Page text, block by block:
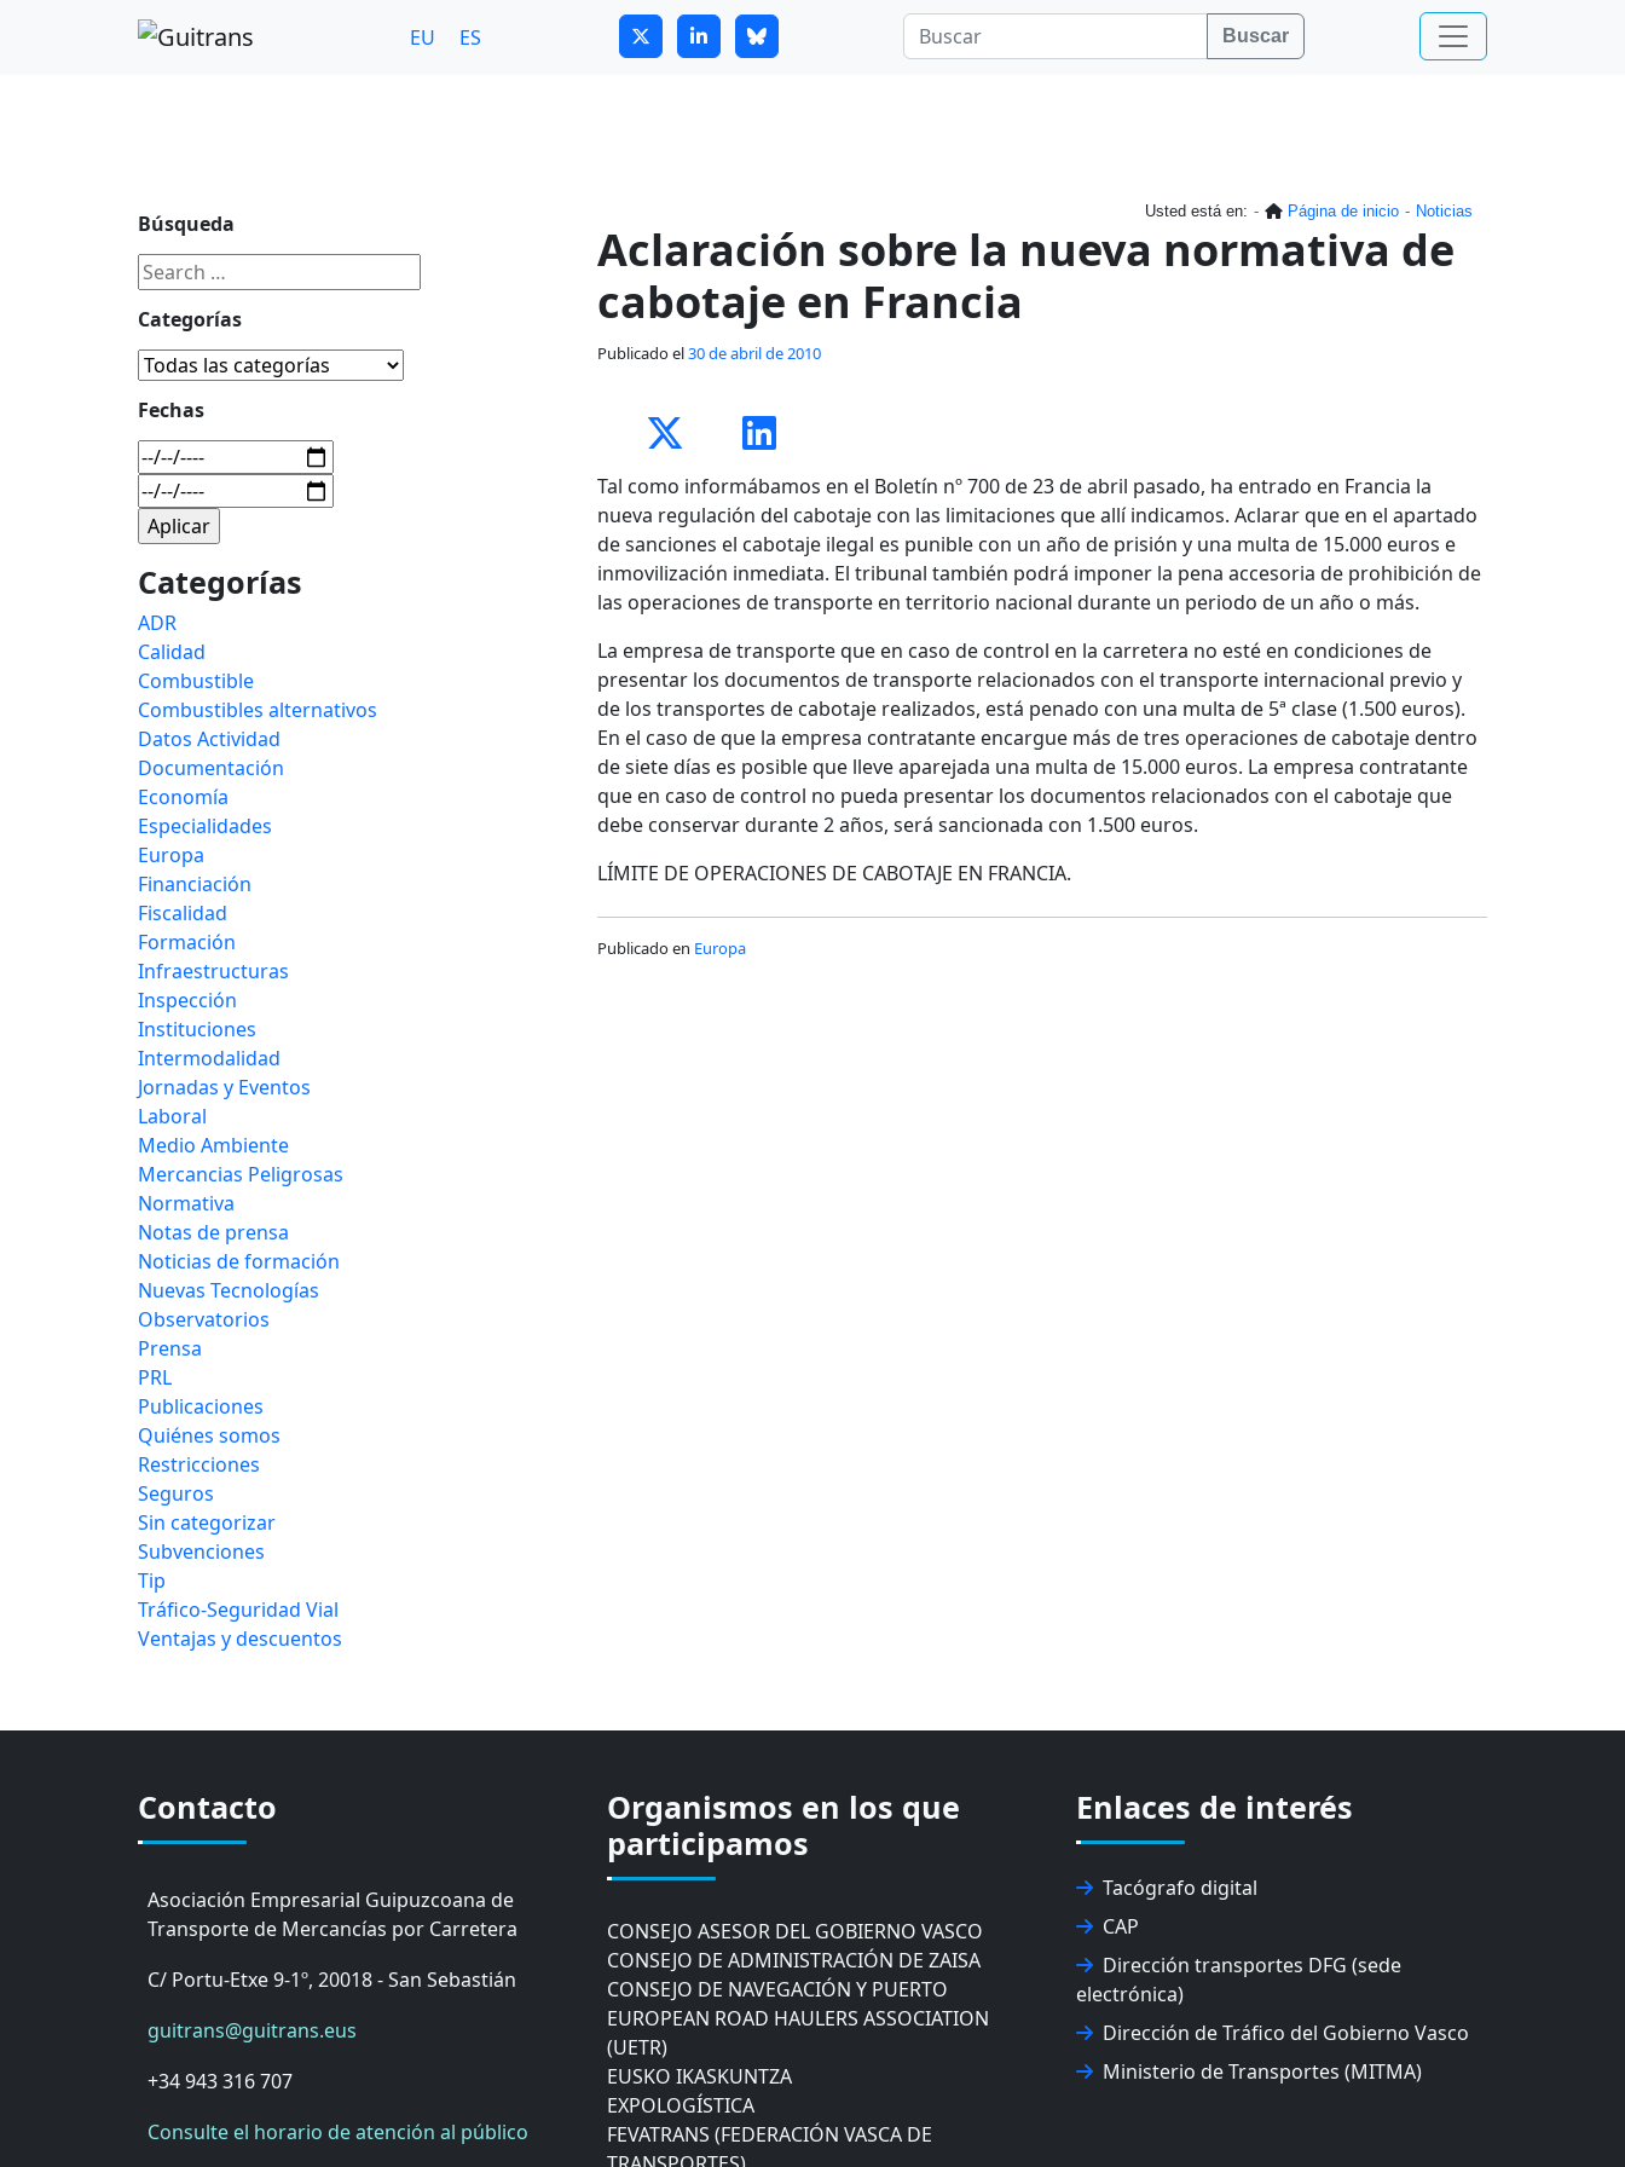
Continuar al contenido principal
C/ Portu-Etxe 9-1º, 20018-San Sebastián 943 31 67 07 guitrans@guitrans.eus
EU ES Buscar
Usted está en: Página de inicio Noticias
Aclaración sobre la nueva normativa de
cabotaje en Francia
Publicado el30 de abril de 2010
Tal como informábamos en el Boletín nº 700 de 23 de abril pasado, ha entrado en Francia la
nueva regulación del cabotaje con las limitaciones que allí indicamos. Aclarar que en el apartado
de sanciones el cabotaje ilegal es punible con un año de prisión y una multa de 15.000 euros e
inmovilización inmediata. El tribunal también podrá imponer la pena accesoria de prohibición de
las operaciones de transporte en territorio nacional durante un periodo de un año o más.
La empresa de transporte que en caso de control en la carretera no esté en condiciones de
presentar los documentos de transporte relacionados con el transporte internacional previo y
de los transportes de cabotaje realizados, está penado con una multa de 5ª clase (1.500 euros).
En el caso de que la empresa contratante encargue más de tres operaciones de cabotaje dentro
de siete días es posible que lleve aparejada una multa de 15.000 euros. La empresa contratante
que en caso de control no pueda presentar los documentos relacionados con el cabotaje que
debe conservar durante 2 años, será sancionada con 1.500 euros.
LÍMITE DE OPERACIONES DE CABOTAJE EN FRANCIA.
Publicado en Europa
Búsqueda
Categorías
Fechas
Categorías
ADR
Calidad
Combustible
Combustibles alternativos
Datos Actividad
Documentación
Economía
Especialidades
Europa
Financiación
Fiscalidad
Formación
Infraestructuras
Inspección
Instituciones
Intermodalidad
Jornadas y Eventos
Laboral
Medio Ambiente
Mercancias Peligrosas
Normativa
Notas de prensa
Noticias de formación
Nuevas Tecnologías
Observatorios
Prensa
PRL
Publicaciones
Quiénes somos
Restricciones
Seguros
Sin categorizar
Subvenciones
Tip
Tráfico-Seguridad Vial
Ventajas y descuentos
Contacto
Asociación Empresarial Guipuzcoana de
Transporte de Mercancías por Carretera
C/ Portu-Etxe 9-1º, 20018 - San Sebastián
guitrans@guitrans.eus
+34 943 316 707
Consulte el horario de atención al público
Organismos en los que
participamos
CÁMARA DE COMERCIO DE GIPUZKOA
COMISIÓN ASESORA DE MOVILIDAD DEL
AYUNTAMIENTO DE DONOSTIA
CONSEJO ASESOR DEL GOBIERNO VASCO
CONSEJO DE ADMINISTRACIÓN DE ZAISA
CONSEJO DE NAVEGACIÓN Y PUERTO
EUROPEAN ROAD HAULERS ASSOCIATION
(UETR)
EUSKO IKASKUNTZA
EXPOLOGÍSTICA
FEVATRANS (FEDERACIÓN VASCA DE
TRANSPORTES)
Enlaces de interés
Tacógrafo digital
CAP
Dirección transportes DFG (sede
electrónica)
Dirección de Tráfico del Gobierno Vasco
Ministerio de Transportes (MITMA)